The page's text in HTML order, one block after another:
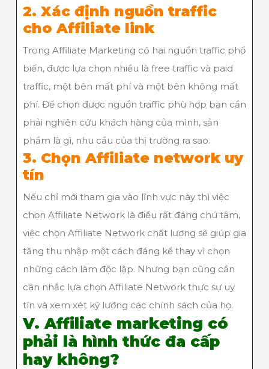
2. Xác định nguồn traffic
cho Affiliate link
Trong Affiliate Marketing có hai nguồn traffic phổ
biến, được lựa chọn nhiều là free traffic và paid
traffic, một bên mất phí và một bên không mất
phí. Để chọn được nguồn traffic phù hợp bạn cần
phải nghiên cứu khách hàng của mình, sản
phẩm là gì, nhu cầu của thị trường ra sao.
3. Chọn Affiliate network uy
tín
Nếu chỉ mới tham gia vào lĩnh vực này thì việc
chọn Affiliate Network là điều rất đáng chú tâm,
việc chọn Affiliate Network chất lượng sẽ giúp gia
tăng thu nhập một cách đáng kể thay vì chọn
những cách làm độc lập. Nhưng bạn cũng cần
cân nhắc lựa chọn Affiliate Network thực sự uy
tín và xem xét kỹ lưỡng các chính sách của họ.
V. Affiliate marketing có
phải là hình thức đa cấp
hay không?